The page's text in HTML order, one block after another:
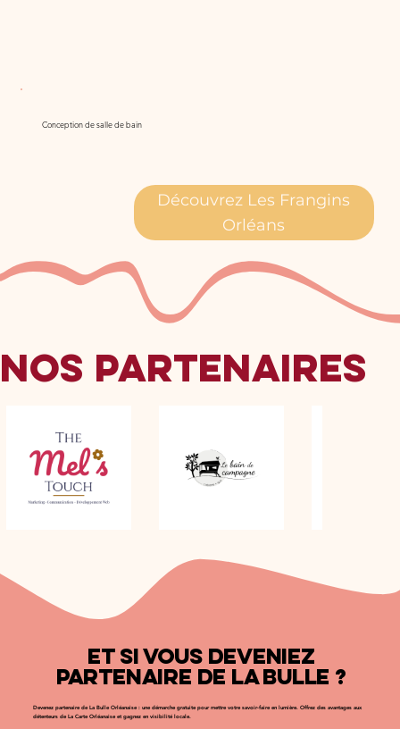
Conception de salle de bain
Découvrez Les Frangins
Orléans
Nos partenaires
Et si vous deveniez
partenaire de La Bulle ?
Devenez partenaire de La Bulle Orléanaise : une démarche gratuite pour mettre votre savoir-faire en lumière. Offrez des avantages aux
détenteurs de La Carte Orléanaise et gagnez en visibilité locale.